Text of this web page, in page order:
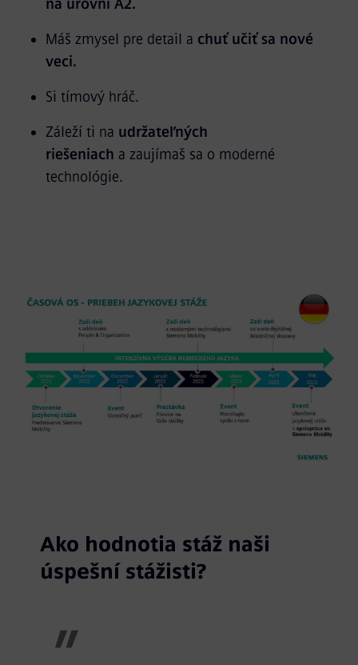
na úrovni A2.
Máš zmysel pre detail a chuť učiť sa nové
veci.
Si tímový hráč.
Záleží ti na udržateľných
riešeniach a zaujímaš sa o moderné
technológie.
Ako hodnotia stáž naši
úspešní stážisti?